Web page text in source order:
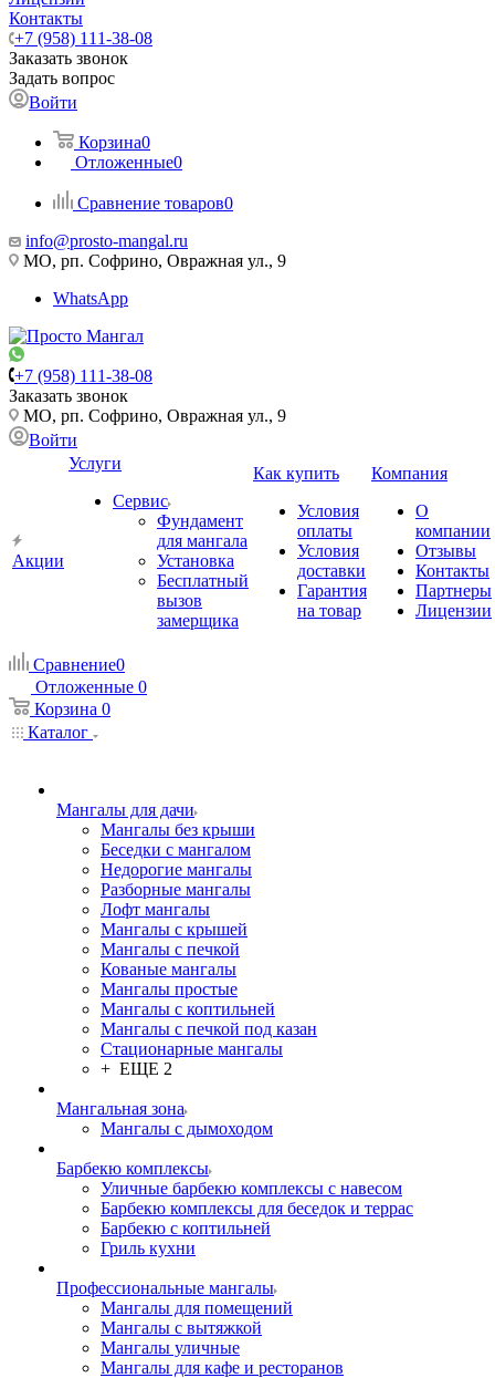
Контакты
+7 (958) 111-38-08
Заказать звонок
Задать вопрос
Войти
Корзина0
Отложенные0
Сравнение товаров0
info@prosto-mangal.ru
МО, рп. Софрино, Овражная ул., 9
WhatsApp
+7 (958) 111-38-08
Заказать звонок
МО, рп. Софрино, Овражная ул., 9
Войти
Акции
Услуги
Сервис
Фундамент
для мангала
Установка
Бесплатный
вызов
замерщика
Как купить
Условия
оплаты
Условия
доставки
Гарантия
на товар
Компания
О
компании
Отзывы
Контакты
Партнеры
Лицензии
Сравнение0
Отложенные 0
Корзина 0
Каталог
Мангалы для дачи
Мангалы без крыши
Беседки с мангалом
Недорогие мангалы
Разборные мангалы
Лофт мангалы
Мангалы с крышей
Мангалы с печкой
Кованые мангалы
Мангалы простые
Мангалы с коптильней
Мангалы с печкой под казан
Стационарные мангалы
+ ЕЩЕ 2
Мангальная зона
Мангалы с дымоходом
Барбекю комплексы
Уличные барбекю комплексы с навесом
Барбекю комплексы для беседок и террас
Барбекю с коптильней
Гриль кухни
Профессиональные мангалы
Мангалы для помещений
Мангалы с вытяжкой
Мангалы уличные
Мангалы для кафе и ресторанов